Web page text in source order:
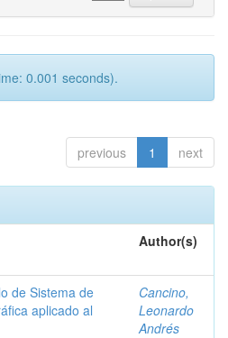
0.001 seconds).
previous 1 next
Author(s)
de Sistema de
aplicado al
Cancino,
Leonardo
Andrés